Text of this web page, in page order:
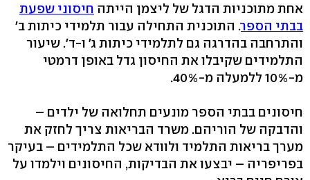
אחת מתוכניות הדגל של ליצמן הייתה חיסוני שפעת
בבתי הספר. התוכנית התחילה עבור תלמידי כיתות ב'
והתרחבה בהדרגה גם לתלמידי כיתות ג' ו-ד'. שיעור
התלמידים שקיבלו את החיסון גדל באופן דרמטי
מ-10% ללמעלה מ-40%.
חיסונים בבתי הספר מונעים תחלואה של ילדים –
והדבקה של הוריהם. משרד הבריאות צריך לחזק את
מערך בריאות התלמיד ולוודא שכל התלמידים – בעיקר
בפריפריה – יבצעו את הבדיקות, החיסונים וילמדו על